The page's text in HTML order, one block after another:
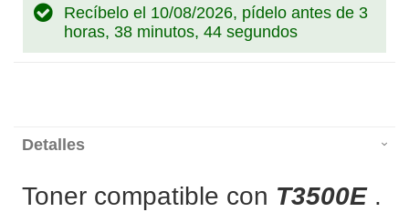
Recíbelo el 10/08/2026, pídelo antes de 3
horas, 38 minutos, 44 segundos
Detalles
Toner compatible con T3500E .